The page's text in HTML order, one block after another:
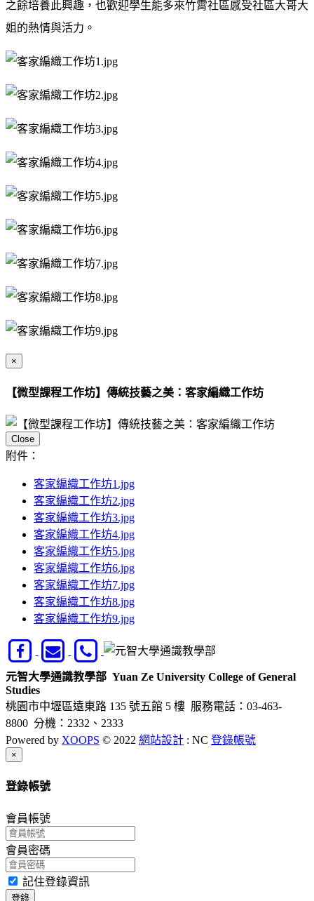
之餘培養此興趣，也歡迎學生能多來竹霄社區感受社區大哥大
姐的熱情與活力。
×
【微型課程工作坊】傳統技藝之美：客家編織工作坊
Close
附件：
客家編織工作坊1.jpg
客家編織工作坊2.jpg
客家編織工作坊3.jpg
客家編織工作坊4.jpg
客家編織工作坊5.jpg
客家編織工作坊6.jpg
客家編織工作坊7.jpg
客家編織工作坊8.jpg
客家編織工作坊9.jpg
元智大學通識教學部 Yuan Ze University College of General
Studies
桃園市中壢區遠東路 135 號五館 5 樓 服務電話：03-463-
8800 分機：2332、2333
Powered by XOOPS © 2022 網站設計 : NC 登錄帳號
×
登錄帳號
會員帳號
會員密碼
記住登錄資訊
登錄